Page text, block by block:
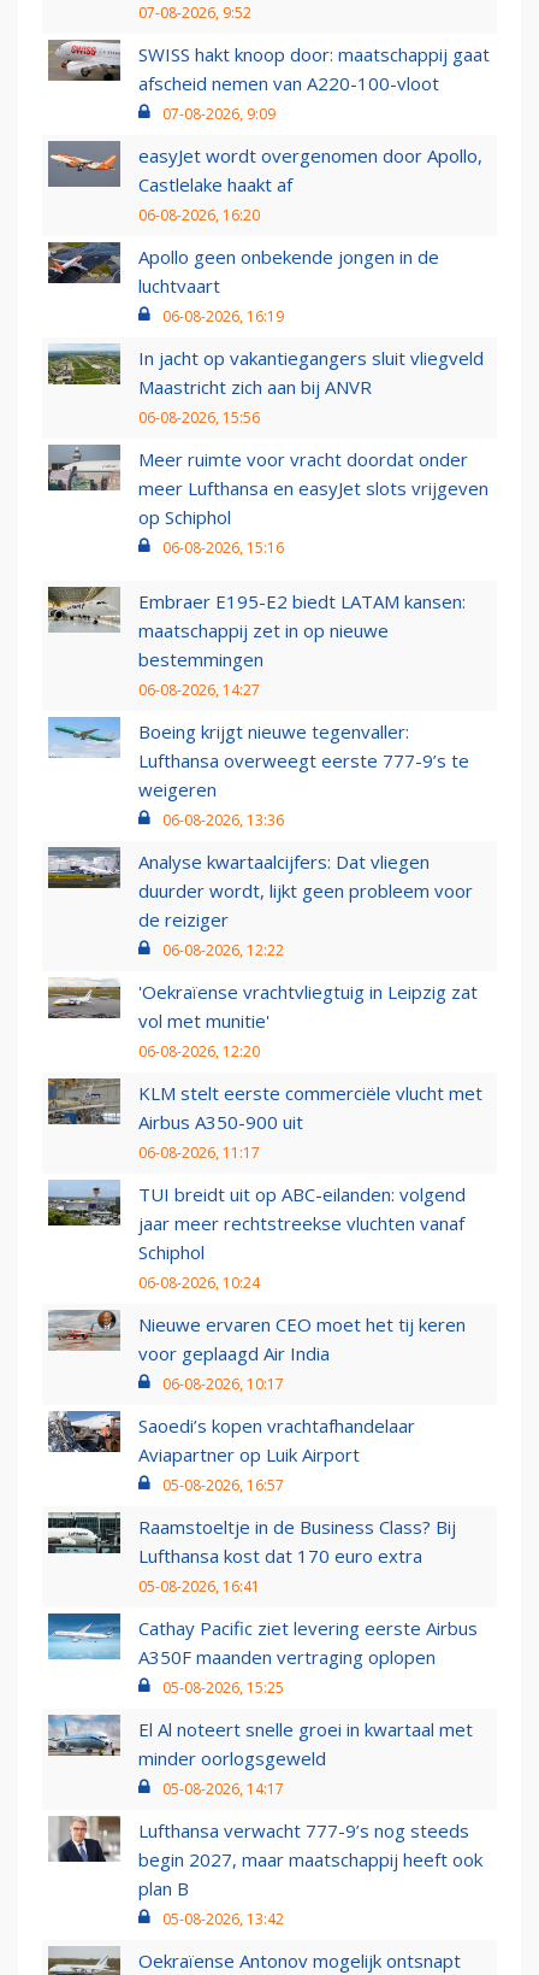
07-08-2026, 9:52
SWISS hakt knoop door: maatschappij gaat
afscheid nemen van A220-100-vloot
07-08-2026, 9:09
easyJet wordt overgenomen door Apollo,
Castlelake haakt af
06-08-2026, 16:20
Apollo geen onbekende jongen in de
luchtvaart
06-08-2026, 16:19
In jacht op vakantiegangers sluit vliegveld
Maastricht zich aan bij ANVR
06-08-2026, 15:56
Meer ruimte voor vracht doordat onder
meer Lufthansa en easyJet slots vrijgeven
op Schiphol
06-08-2026, 15:16
Embraer E195-E2 biedt LATAM kansen:
maatschappij zet in op nieuwe
bestemmingen
06-08-2026, 14:27
Boeing krijgt nieuwe tegenvaller:
Lufthansa overweegt eerste 777-9’s te
weigeren
06-08-2026, 13:36
Analyse kwartaalcijfers: Dat vliegen
duurder wordt, lijkt geen probleem voor
de reiziger
06-08-2026, 12:22
'Oekraïense vrachtvliegtuig in Leipzig zat
vol met munitie'
06-08-2026, 12:20
KLM stelt eerste commerciële vlucht met
Airbus A350-900 uit
06-08-2026, 11:17
TUI breidt uit op ABC-eilanden: volgend
jaar meer rechtstreekse vluchten vanaf
Schiphol
06-08-2026, 10:24
Nieuwe ervaren CEO moet het tij keren
voor geplaagd Air India
06-08-2026, 10:17
Saoedi’s kopen vrachtafhandelaar
Aviapartner op Luik Airport
05-08-2026, 16:57
Raamstoeltje in de Business Class? Bij
Lufthansa kost dat 170 euro extra
05-08-2026, 16:41
Cathay Pacific ziet levering eerste Airbus
A350F maanden vertraging oplopen
05-08-2026, 15:25
El Al noteert snelle groei in kwartaal met
minder oorlogsgeweld
05-08-2026, 14:17
Lufthansa verwacht 777-9’s nog steeds
begin 2027, maar maatschappij heeft ook
plan B
05-08-2026, 13:42
Oekraïense Antonov mogelijk ontsnapt